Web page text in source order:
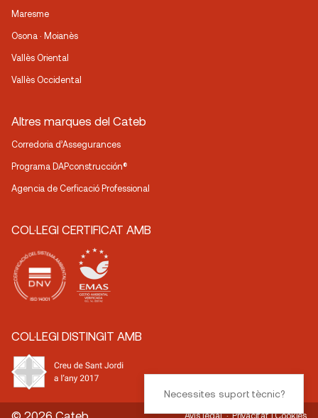
Maresme
Osona · Moianès
Vallès Oriental
Vallès Occidental
Altres marques del Cateb
Corredoria d’Assegurances
Programa DAPconstrucción®
Agencia de Cerficació Professional
COL·LEGI CERTIFICAT AMB
COL·LEGI DISTINGIT AMB
© 2026 Cateb Avís legal Privacitat i Cookies
Necessites suport tècnic?